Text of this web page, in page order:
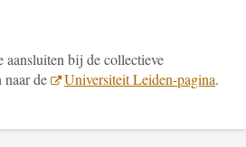
bij de collectieve
naar de
Universiteit Leiden-pagina.